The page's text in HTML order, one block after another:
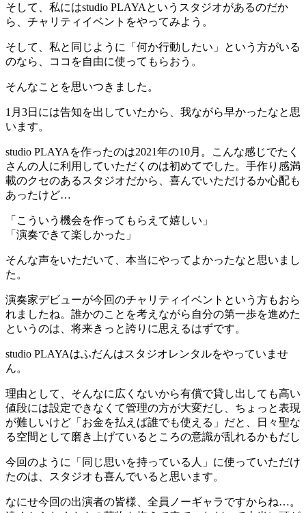
そして、私にはstudio PLAYAというスタジオがあるのだか
ら、チャリティイベントをやってみよう。
そして、私と同じように「何か行動したい」という方がいる
のなら、ココを自由に使ってもらおう。
そんなことを思いつきました。
1月3日には告知を出していたから、我ながら早かったなと思
います。
studio PLAYAを作ったのは2021年の10月。こんな感じでたく
さんの人に利用していただくのは初めてでした。手作り感満
載のクセのあるスタジオだから、喜んでいただけるか心配も
あったけど…
「こういう機会を作ってもらえて嬉しい」
「演奏できて楽しかった」
そんな声をいただいて、本当にやってよかったなと思いまし
た。
演奏家デビューが今回のチャリティイベントという方もおら
れましたね。誰かのことを考えながら自分の第一歩を進めた
というのは、将来きっと誇りに思えるはずです。
studio PLAYAはふだんはスタジオレンタルをやっていませ
ん。
理由として、そんなに広くないから有償で貸し出しても高い
値段には設定できなくて管理の方が大変だし、ちょっと表現
が難しいけど「お金を払えば誰でも使える」だと、日々聖な
る空間として磨き上げているところの意識が乱れるかもだし
今回のように「同じ思いを持っている人」に使っていただけ
たのは、スタジオも喜んでいると思います。
なにせ今回の出演者の皆様、全員ノーギャラですからね…。